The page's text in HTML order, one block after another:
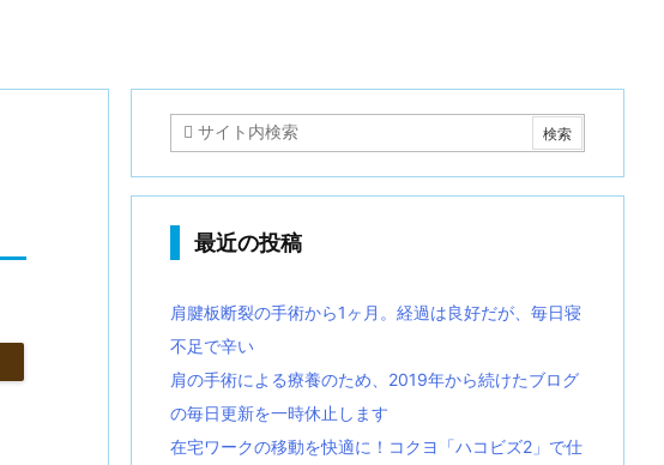
最近の投稿
肩腱板断裂の手術から1ヶ月。経過は良好だが、毎日寝
不足で辛い
肩の手術による療養のため、2019年から続けたブログ
の毎日更新を一時休止します
在宅ワークの移動を快適に！コクヨ「ハコビズ2」で仕